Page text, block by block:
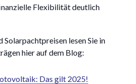
Flexibilität deutlich
Solarpachtpreisen lesen Sie in
hier auf dem Blog:
Das gilt 2025!